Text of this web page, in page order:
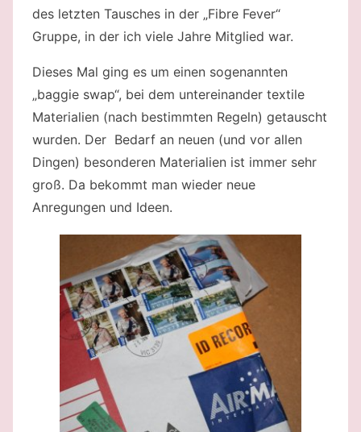
des letzten Tausches in der „Fibre Fever“
Gruppe, in der ich viele Jahre Mitglied war.
Dieses Mal ging es um einen sogenannten
„baggie swap“, bei dem untereinander textile
Materialien (nach bestimmten Regeln) getauscht
wurden. Der Bedarf an neuen (und vor allen
Dingen) besonderen Materialien ist immer sehr
groß. Da bekommt man wieder neue
Anregungen und Ideen.